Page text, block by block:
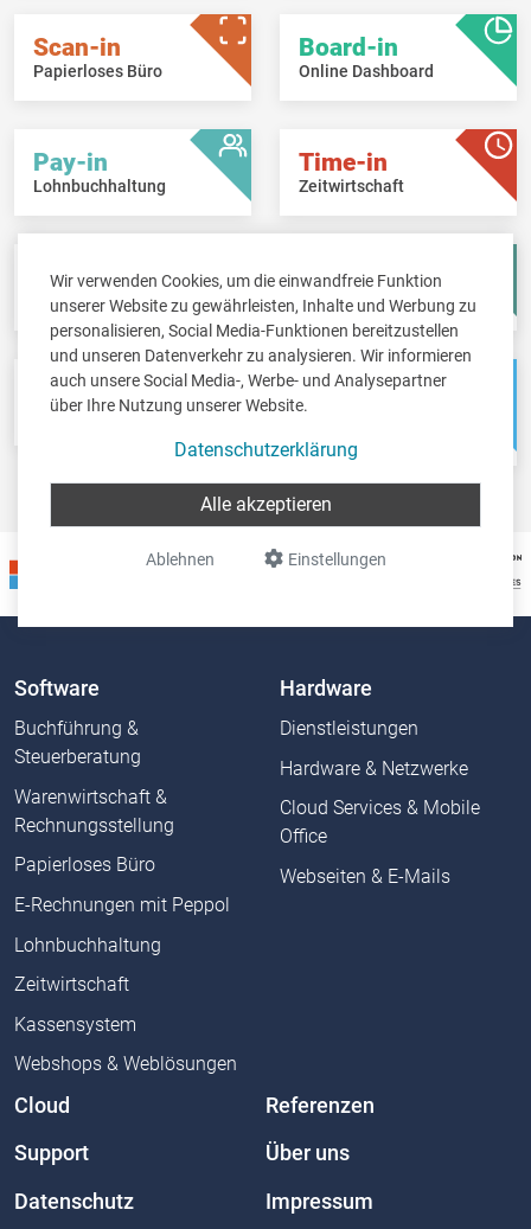
Wir verwenden Cookies, um die einwandfreie Funktion
unserer Website zu gewährleisten, Inhalte und Werbung zu
personalisieren, Social Media-Funktionen bereitzustellen
und unseren Datenverkehr zu analysieren. Wir informieren
auch unsere Social Media-, Werbe- und Analysepartner
über Ihre Nutzung unserer Website.
Datenschutzerklärung
Einstellungen
Ablehnen
Alle akzeptieren
Scan-in
Papierloses Büro
Board-in
Online Dashboard
Pay-in
Lohnbuchhaltung
Time-in
Zeitwirtschaft
Fisc-in
Steuererklärungen
Account-in
Jahresabschlüsse
Pos-in
Kassensystem
Net-in
Webshops &
Software
Buchführung &
Steuerberatung
Warenwirtschaft &
Rechnungsstellung
Papierloses Büro
E-Rechnungen mit Peppol
Lohnbuchhaltung
Zeitwirtschaft
Kassensystem
Webshops & Weblösungen
Hardware
Dienstleistungen
Hardware & Netzwerke
Cloud Services & Mobile
Office
Webseiten & E-Mails
Cloud Referenzen
Support Über uns
Datenschutz Impressum